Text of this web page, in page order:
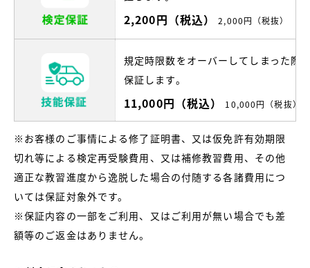
2,200円（税込） 2,000円（税抜）
規定時限数をオーバーしてしまった際
保証します。
11,000円（税込） 10,000円（税抜）
※お客様のご事情による修了証明書、又は仮免許有効期限
切れ等による検定再受験費用、又は補修教習費用、その他
適正な教習進度から逸脱した場合の付随する各諸費用につ
いては保証対象外です。
※保証内容の一部をご利用、又はご利用が無い場合でも差
額等のご返金はありません。